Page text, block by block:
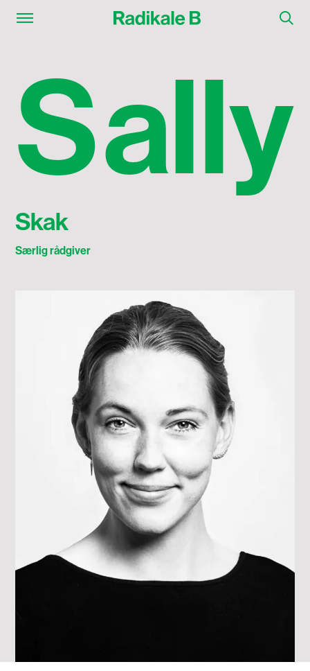
Sally
Skak
Særlig rådgiver